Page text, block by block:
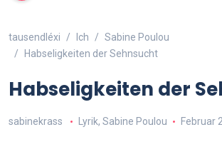
tausendléxi Ich
Sabine Poulou
Habseligkeiten der Sehnsucht
Habseligkeiten der
sabinekrass Lyrik, Sabine Poulou Februar